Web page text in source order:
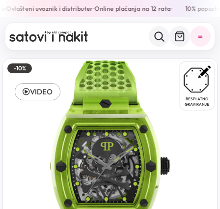
Ovlašteni uvoznik i distributer•Online plaćanja na 12 rata• 10%
-10%
BESPLATNO
GRAVIRANJE
VIDEO